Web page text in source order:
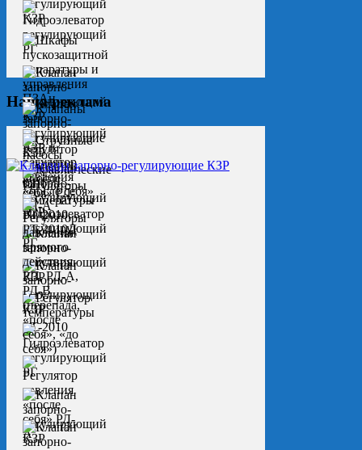
Наша реклама